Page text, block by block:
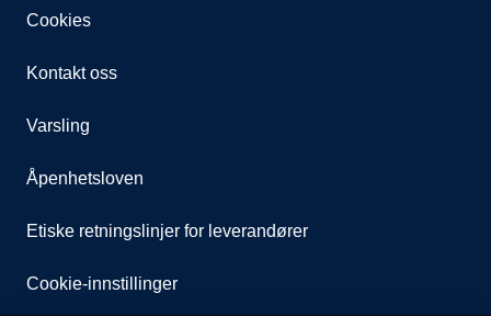
Cookies
Kontakt oss
Varsling
Åpenhetsloven
Etiske retningslinjer for leverandører
Cookie-innstillinger